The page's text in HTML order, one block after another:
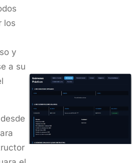
los
y
a su